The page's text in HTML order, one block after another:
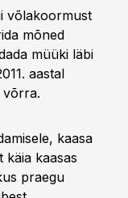
võlakoormust
mõned
müüki läbi
aastal
võrra.
kaasa
käia kaasas
praegu